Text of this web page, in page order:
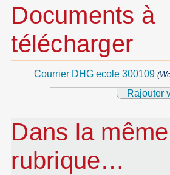
Documents à
télécharger
Courrier DHG ecole 300109
Rajouter
Dans la même
rubrique…